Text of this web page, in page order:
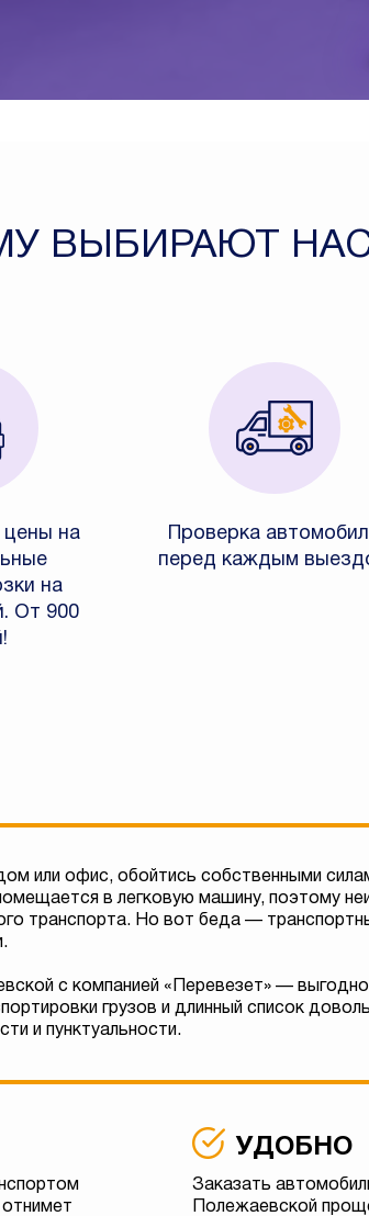
ВЫБИРАЮТ
цены на
на
От 900
Проверка
перед каждым
или офис, обойтись собственными
в легковую машину, поэтому
транспорта. Но вот беда —
с компанией «Перевезет» —
грузов и длинный список
и пунктуальности.
отнимет
УДОБНО
Заказать
Полежаевской